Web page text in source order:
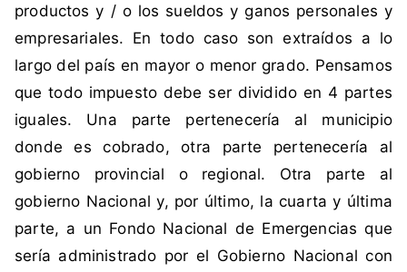
n
e
r
,
E
m
e
r
e
n
productos y / o los sueldos y ganos personales y
empresariales. En todo caso son extraídos a lo
largo del país en mayor o menor grado. Pensamos
que todo impuesto debe ser dividido en 4 partes
iguales. Una parte pertenecería al municipio
donde es cobrado, otra parte pertenecería al
gobierno provincial o regional. Otra parte al
gobierno Nacional y, por último, la cuarta y última
parte, a un Fondo Nacional de Emergencias que
sería administrado por el Gobierno Nacional con